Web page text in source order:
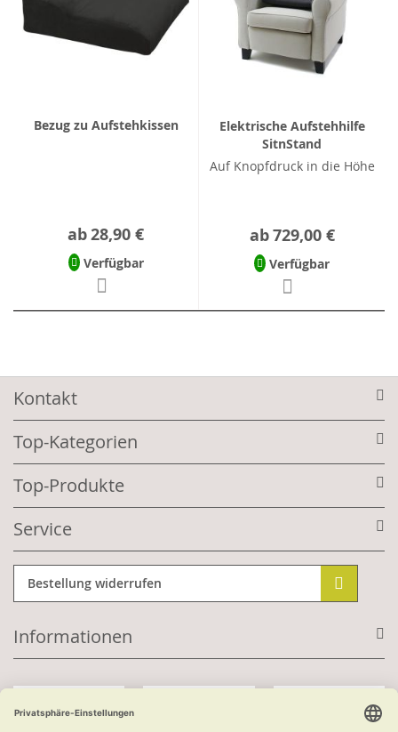
Bezug zu Aufstehkissen
ab28,90 €
Verfügbar
Elektrische Aufstehhilfe
SitnStand
Auf Knopfdruck in die Höhe
ab729,00 €
Verfügbar
Kontakt
Top-Kategorien
Top-Produkte
Service
Bestellung widerrufen
Informationen